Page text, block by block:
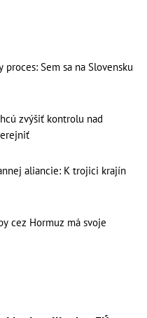
Sem sa na Slovensku
zvýšiť kontrolu nad
aliancie: K trojici krajín
cez Hormuz má svoje